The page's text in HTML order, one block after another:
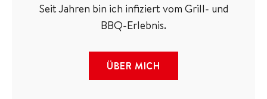
Seit Jahren bin ich infiziert vom Grill- und
BBQ-Erlebnis.
ÜBER MICH